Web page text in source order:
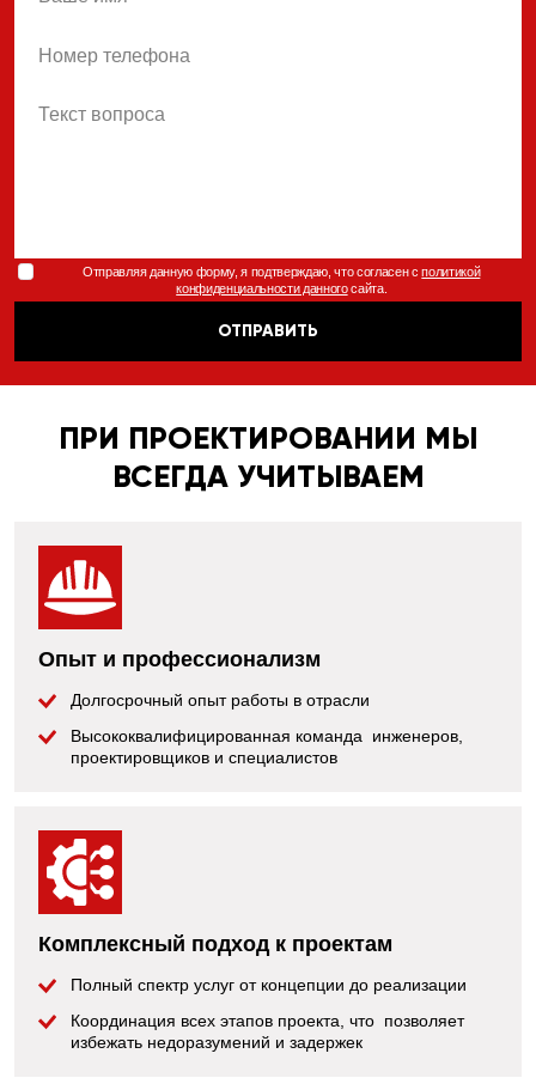
Отправляя данную форму, я подтверждаю, что согласен сполитикой
конфиденциальности данногосайта.
ОТПРАВИТЬ
ПРИ ПРОЕКТИРОВАНИИ МЫ
ВСЕГДА УЧИТЫВАЕМ
Опыт и профессионализм
Долгосрочный опыт работы в отрасли
Высококвалифицированная команда инженеров,
проектировщиков и специалистов
Комплексный подход к проектам
Полный спектр услуг от концепции до реализации
Координация всех этапов проекта, что позволяет
избежать недоразумений и задержек